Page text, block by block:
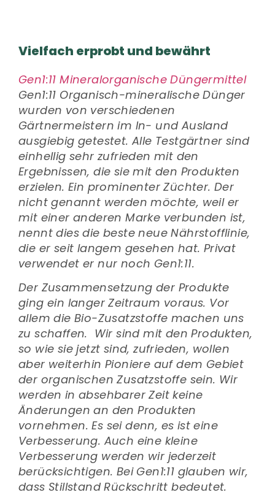
Vielfach erprobt und bewährt
Gen1:11 Mineralorganische Düngermittel
Gen1:11 Organisch-mineralische Dünger
wurden von verschiedenen
Gärtnermeistern im In- und Ausland
ausgiebig getestet. Alle Testgärtner sind
einhellig sehr zufrieden mit den
Ergebnissen, die sie mit den Produkten
erzielen. Ein prominenter Züchter. Der
nicht genannt werden möchte, weil er
mit einer anderen Marke verbunden ist,
nennt dies die beste neue Nährstofflinie,
die er seit langem gesehen hat. Privat
verwendet er nur noch Gen1:11.
Der Zusammensetzung der Produkte
ging ein langer Zeitraum voraus. Vor
allem die Bio-Zusatzstoffe machen uns
zu schaffen. Wir sind mit den Produkten,
so wie sie jetzt sind, zufrieden, wollen
aber weiterhin Pioniere auf dem Gebiet
der organischen Zusatzstoffe sein. Wir
werden in absehbarer Zeit keine
Änderungen an den Produkten
vornehmen. Es sei denn, es ist eine
Verbesserung. Auch eine kleine
Verbesserung werden wir jederzeit
berücksichtigen. Bei Gen1:11 glauben wir,
dass Stillstand Rückschritt bedeutet.